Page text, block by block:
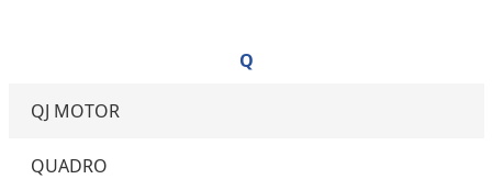
Q
QJ MOTOR
QUADRO